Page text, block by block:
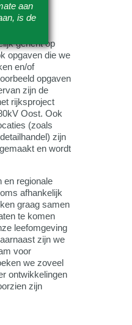
aan
is de
gericht op
opgaven die we
en/of
opgaven
zijn de
rijksproject
Oost. Ook
(zoals
zijn
en wordt
en regionale
afhankelijk
graag samen
te komen
leefomgeving
zijn we
voor
we zoveel
ontwikkelingen
zijn